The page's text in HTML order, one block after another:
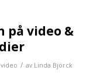
på video &
/ av Linda Björck